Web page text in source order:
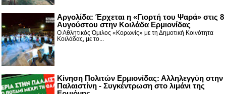
Αργολίδα: Έρχεται η «Γιορτή του Ψαρά» στις 8
Αυγούστου στην Κοιλάδα Ερμιονίδας
Ο Αθλητικός Όμιλος «Κορωνίς» με τη Δημοτική Κοινότητα
Κοιλάδας, με το...
Κίνηση Πολιτών Ερμιονίδας: Αλληλεγγύη στην
Παλαιστίνη - Συγκέντρωση στο λιμάνι της